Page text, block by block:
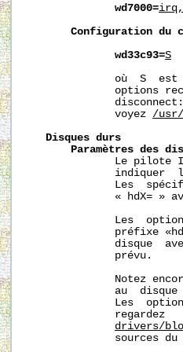
wd7000=
Configuration du
wd33c93=S
où  S  est
options
              voyez
/
Disques durs
Paramètres des
Le pilote
indiquer
Les
« hdX= »
Les
préfixe
disque
              prévu.
Notez
au  disque
Les
drivers/
sources du